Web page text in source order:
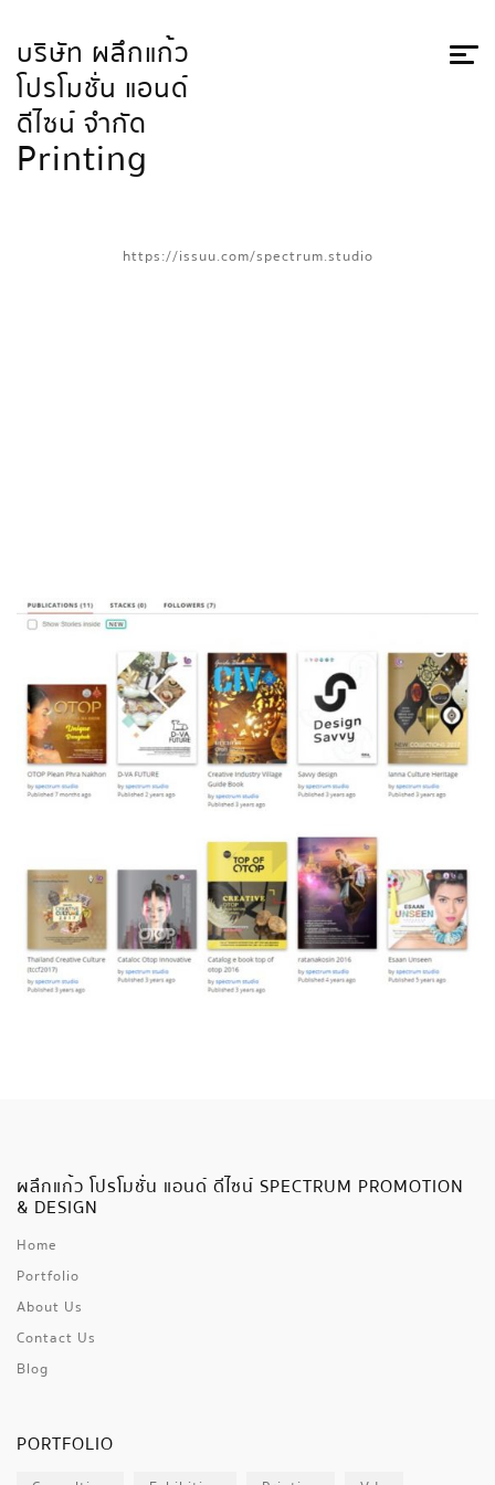
บริษัท ผลึกแก้ว
โปรโมชั่น แอนด์
ดีไซน์ จำกัด
Printing
https://issuu.com/spectrum.studio
ผลึกแก้ว โปรโมชั่น แอนด์ ดีไซน์ SPECTRUM PROMOTION
& DESIGN
Home
Portfolio
About Us
Contact Us
Blog
PORTFOLIO